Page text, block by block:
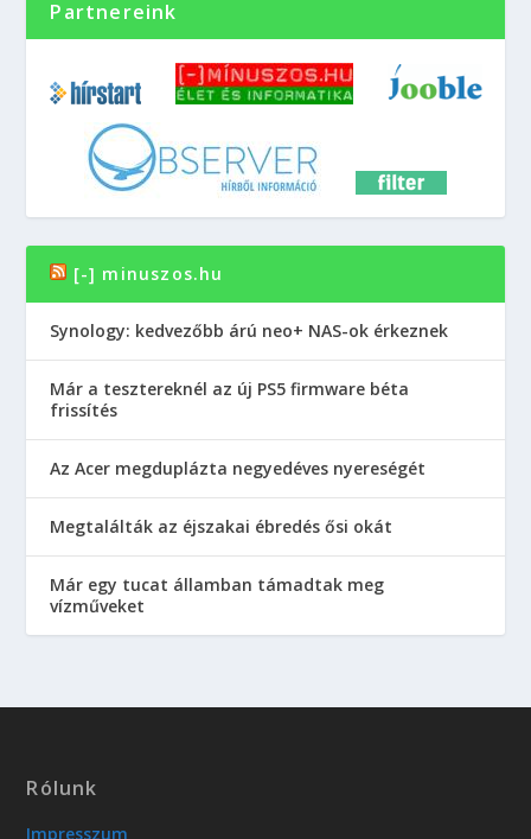
Partnereink
[-] minuszos.hu
Synology: kedvezőbb árú neo+ NAS-ok érkeznek
Már a tesztereknél az új PS5 firmware béta
frissítés
Az Acer megduplázta negyedéves nyereségét
Megtalálták az éjszakai ébredés ősi okát
Már egy tucat államban támadtak meg
vízműveket
Rólunk
Impresszum